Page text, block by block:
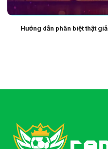
Hướng dẫn phân biệt thật